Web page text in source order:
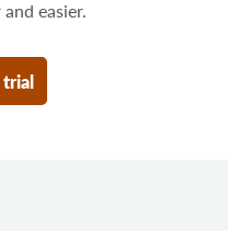
easier.